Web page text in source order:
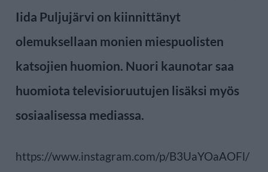
Iida Puljujärvi on kiinnittänyt
olemuksellaan monien miespuolisten
katsojien huomion. Nuori kaunotar saa
huomiota televisioruutujen lisäksi myös
sosiaalisessa mediassa.
https://www.instagram.com/p/B3UaYOaAOFl/